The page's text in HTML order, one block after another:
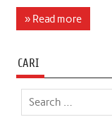
c
o
o
i
e
A
» Read more
CARI